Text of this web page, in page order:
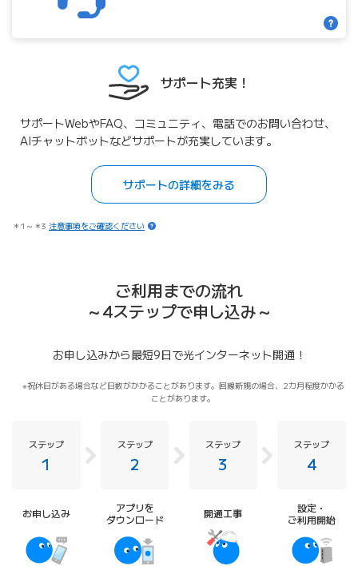
サポート充実！
サポートWebやFAQ、コミュニティ、電話でのお問い合わせ、
AIチャットボットなどサポートが充実しています。
サポートの詳細をみる
＊1～＊3 注意事項をご確認ください
ご利用までの流れ
～4ステップで申し込み～
お申し込みから最短9日で光インターネット開通！
祝休日がある場合など日数がかかることがあります。回線新規の場合、2カ月程度かかる
ことがあります。
ステップ
1
お申し込み
ステップ
2
アプリを
ダウンロード
ステップ
3
開通工事
ステップ
4
設定・
ご利用開始